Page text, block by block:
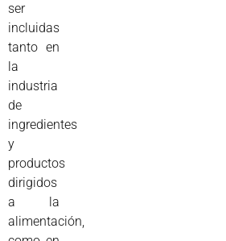
ser
incluidas
tanto en
la
industria
de
ingredientes
y
productos
dirigidos
a la
alimentación,